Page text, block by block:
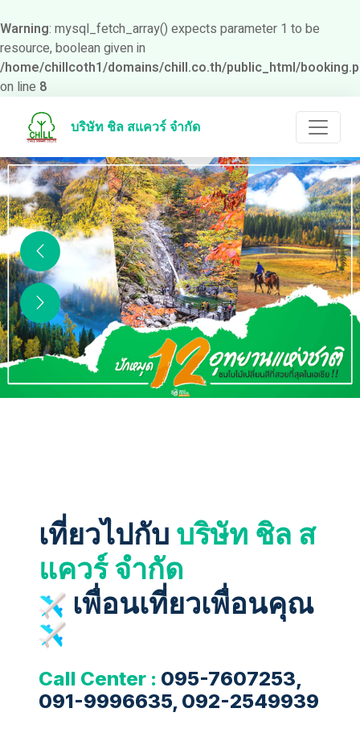
Warning: mysql_fetch_array() expects parameter 1 to be
resource, boolean given in
/home/chillcoth1/domains/chill.co.th/public_html/
on line 8
บริษัท ชิล สแควร์ จำกัด
เที่ยวไปกับ บริษัท ชิล ส
แควร์ จำกัด
เพื่อนเที่ยวเพื่อนคุณ
Call Center : 095-7607253,
091-9996635, 092-2549939